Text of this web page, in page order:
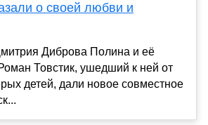
о своей любви и
Диброва Полина и её
Товстик, ушедший к ней от
детей, дали новое совместное